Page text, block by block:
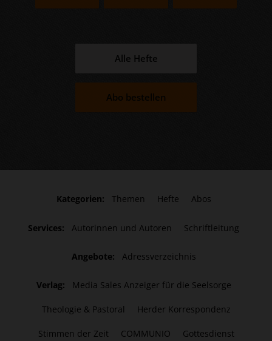
Alle Hefte
Abo bestellen
Kategorien: Themen Hefte Abos
Services: Autorinnen und Autoren Schriftleitung
Angebote: Adressverzeichnis
Verlag: Media Sales Anzeiger für die Seelsorge
Theologie & Pastoral Herder Korrespondenz
Stimmen der Zeit COMMUNIO Gottesdienst